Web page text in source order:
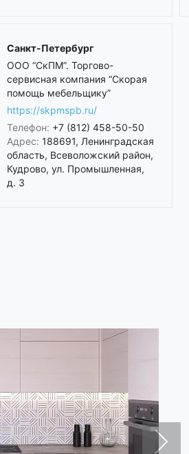
Санкт-Петербург
ООО “СкПМ”. Торгово-
сервисная компания “Скорая
помощь мебельщику”
https://skpmspb.ru/
Телефон: +7 (812) 458-50-50
Адрес: 188691, Ленинградская
область, Всеволожский район,
Кудрово, ул. Промышленная,
д. 3